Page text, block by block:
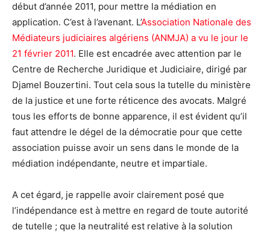
début d’année 2011, pour mettre la médiation en
application. C’est à l’avenant. L’Association Nationale des
Médiateurs judiciaires algériens (ANMJA) a vu le jour le
21 février 2011. Elle est encadrée avec attention par le
Centre de Recherche Juridique et Judiciaire, dirigé par
Djamel Bouzertini. Tout cela sous la tutelle du ministère
de la justice et une forte réticence des avocats. Malgré
tous les efforts de bonne apparence, il est évident qu’il
faut attendre le dégel de la démocratie pour que cette
association puisse avoir un sens dans le monde de la
médiation indépendante, neutre et impartiale.
A cet égard, je rappelle avoir clairement posé que
l’indépendance est à mettre en regard de toute autorité
de tutelle ; que la neutralité est relative à la solution